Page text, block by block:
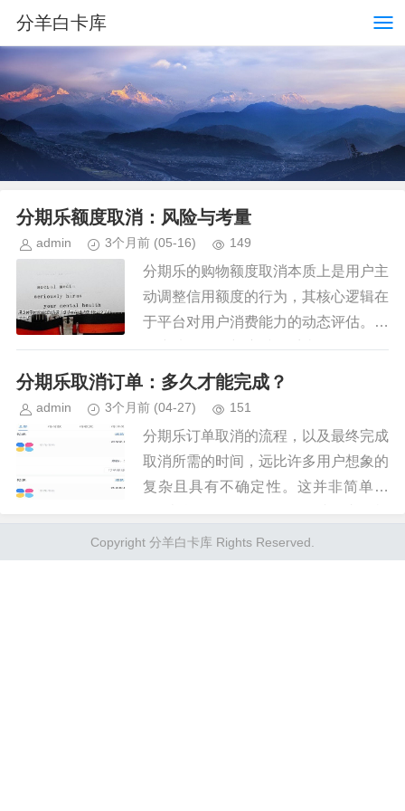
分羊白卡库
分期乐额度取消：风险与考量
admin 3个月前 (05-16) 149
分期乐的购物额度取消本质上是用户主
动调整信用额度的行为，其核心逻辑在
于平台对用户消费能力的动态评估。当
用户选择降低额度时，系统会触发信用
评估模型的重新计算，这一过程涉及多
分期乐取消订单：多久才能完成？
admin 3个月前 (04-27) 151
分期乐订单取消的流程，以及最终完成
取消所需的时间，远比许多用户想象的
复杂且具有不确定性。这并非简单的
构内部复杂的系统匹配、风险评估和对
订单记录的细致核查。用户提交取...
Copyright 分羊白卡库 Rights Reserved.